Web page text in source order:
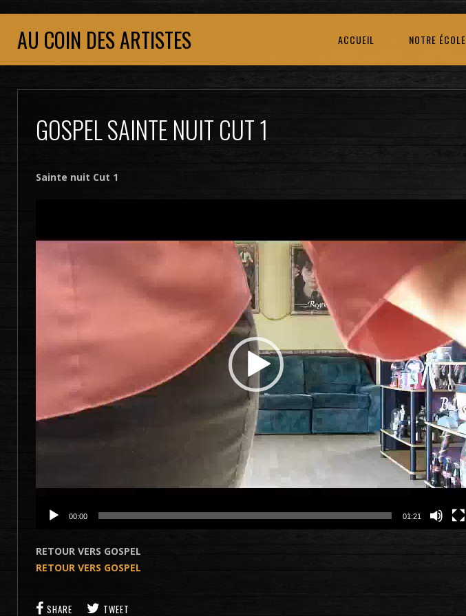
AU COIN DES ARTISTES ACCUEIL NOTRE ÉCOLE
GOSPEL SAINTE NUIT CUT 1
Sainte nuit Cut 1
00:00 01:21
RETOUR VERS GOSPEL
RETOUR VERS GOSPEL
SHARE TWEET